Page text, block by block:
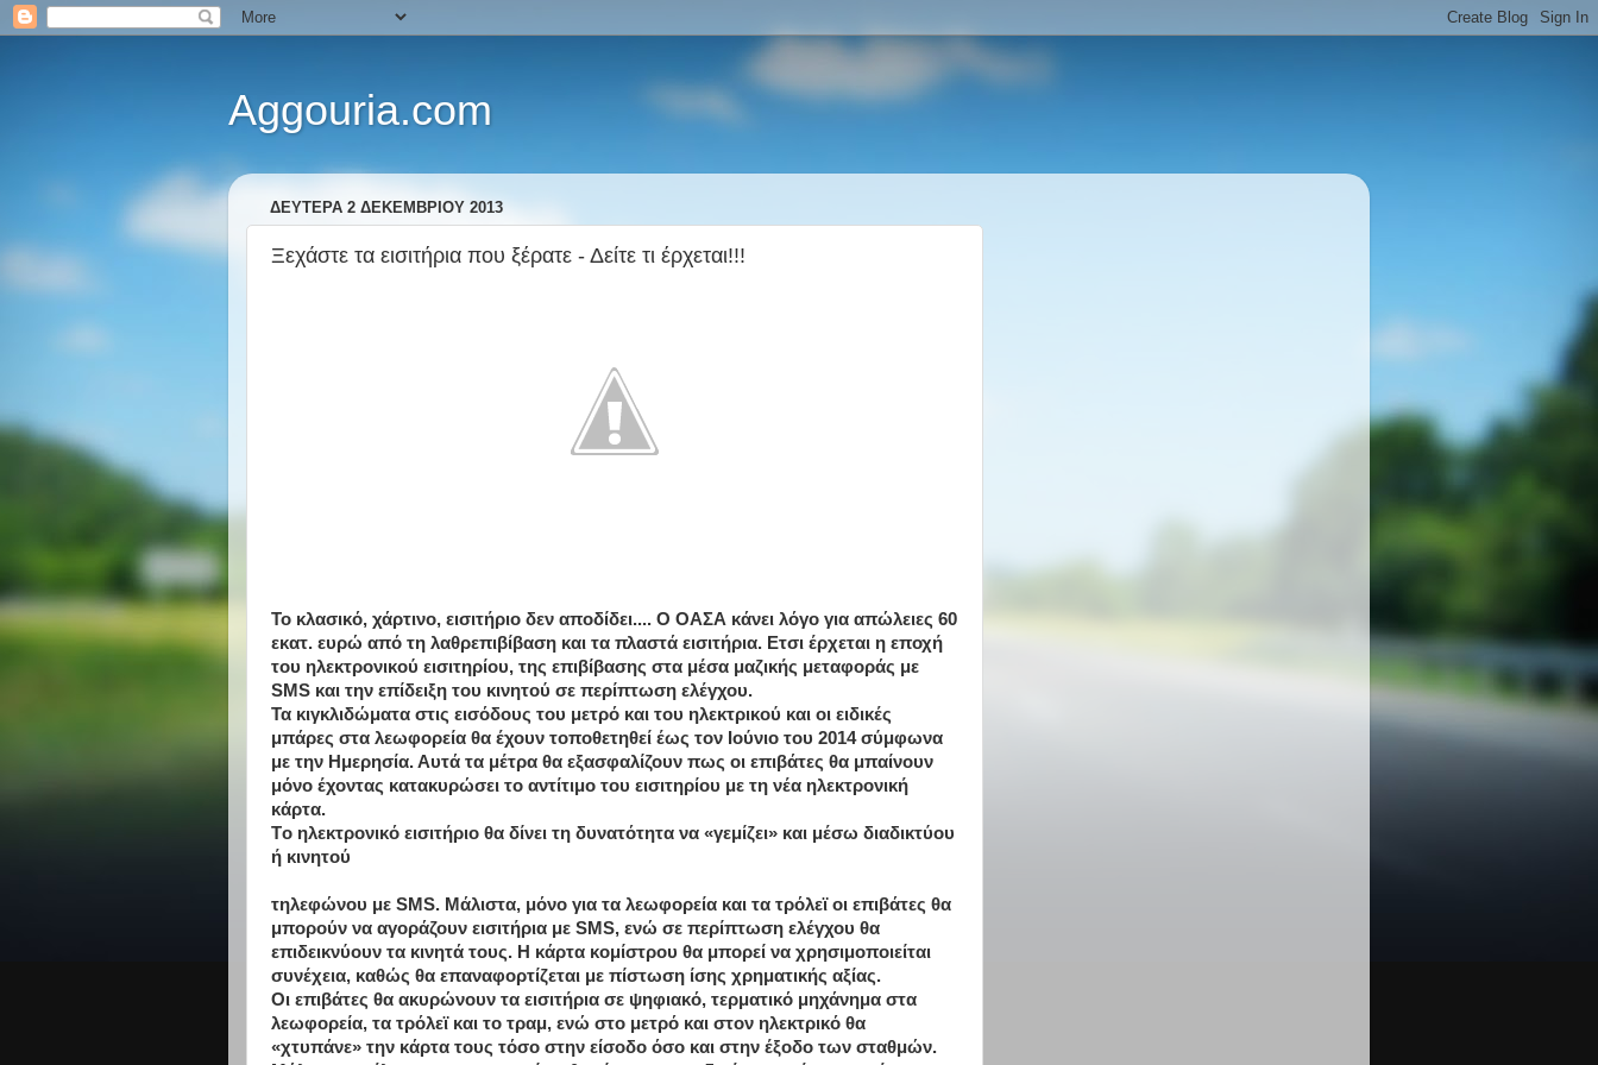
Aggouria.com
ΔΕΥΤΈΡΑ 2 ΔΕΚΕΜΒΡΊΟΥ 2013
Ξεχάστε τα εισιτήρια που ξέρατε - Δείτε τι έρχεται!!!
Το κλασικό, χάρτινο, εισιτήριο δεν αποδίδει.... Ο ΟΑΣΑ κάνει λόγο για απώλειες 60
εκατ. ευρώ από τη λαθρεπιβίβαση και τα πλαστά εισιτήρια. Ετσι έρχεται η εποχή
του ηλεκτρονικού εισιτηρίου, της επιβίβασης στα μέσα μαζικής μεταφοράς με
SMS και την επίδειξη του κινητού σε περίπτωση ελέγχου.
Τα κιγκλιδώματα στις εισόδους του μετρό και του ηλεκτρικού και οι ειδικές
μπάρες στα λεωφορεία θα έχουν τοποθετηθεί έως τον Ιούνιο του 2014 σύμφωνα
με την Ημερησία. Αυτά τα μέτρα θα εξασφαλίζουν πως οι επιβάτες θα μπαίνουν
μόνο έχοντας κατακυρώσει το αντίτιμο του εισιτηρίου με τη νέα ηλεκτρονική
κάρτα.
Tο ηλεκτρονικό εισιτήριο θα δίνει τη δυνατότητα να «γεμίζει» και μέσω διαδικτύου
ή κινητού
τηλεφώνου με SMS. Mάλιστα, μόνο για τα λεωφορεία και τα τρόλεϊ οι επιβάτες θα
μπορούν να αγοράζουν εισιτήρια με SMS, ενώ σε περίπτωση ελέγχου θα
επιδεικνύουν τα κινητά τους. H κάρτα κομίστρου θα μπορεί να χρησιμοποιείται
συνέχεια, καθώς θα επαναφορτίζεται με πίστωση ίσης χρηματικής αξίας.
Oι επιβάτες θα ακυρώνουν τα εισιτήρια σε ψηφιακό, τερματικό μηχάνημα στα
λεωφορεία, τα τρόλεϊ και το τραμ, ενώ στο μετρό και στον ηλεκτρικό θα
«χτυπάνε» την κάρτα τους τόσο στην είσοδο όσο και στην έξοδο των σταθμών.